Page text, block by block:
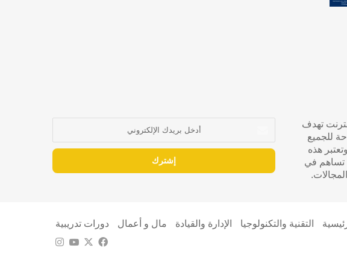
تهدف
للجميع
هذه
تساهم في
الإلكتروني
التقنية والتكنولوجيا الإدارة والقيادة مال و أعمال
دورات تدريبية
فيسبوك
‫X
‫YouTube
انستقرام